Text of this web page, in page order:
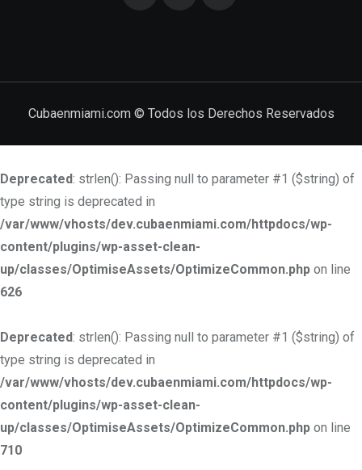
Cubaenmiami.com © Todos los Derechos Reservados
Deprecated: strlen(): Passing null to parameter #1 ($string) of
type string is deprecated in
/var/www/vhosts/dev.cubaenmiami.com/httpdocs/wp-
content/plugins/wp-asset-clean-
up/classes/OptimiseAssets/OptimizeCommon.php on line
626
Deprecated: strlen(): Passing null to parameter #1 ($string) of
type string is deprecated in
/var/www/vhosts/dev.cubaenmiami.com/httpdocs/wp-
content/plugins/wp-asset-clean-
up/classes/OptimiseAssets/OptimizeCommon.php on line
710